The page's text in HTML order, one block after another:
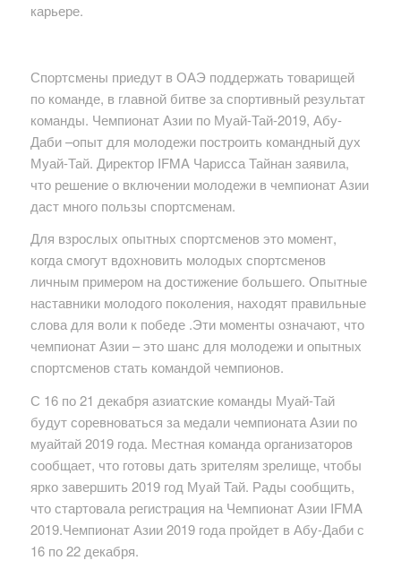
карьере.
Спортсмены приедут в ОАЭ поддержать товарищей
по команде, в главной битве за спортивный результат
команды. Чемпионат Азии по Муай-Тай-2019, Абу-
Даби –опыт для молодежи построить командный дух
Муай-Тай. Директор IFMA Чарисса Тайнан заявила,
что решение о включении молодежи в чемпионат Азии
даст много пользы спортсменам.
Для взрослых опытных спортсменов это момент,
когда смогут вдохновить молодых спортсменов
личным примером на достижение большего. Опытные
наставники молодого поколения, находят правильные
слова для воли к победе .Эти моменты означают, что
чемпионат Азии – это шанс для молодежи и опытных
спортсменов стать командой чемпионов.
С 16 по 21 декабря азиатские команды Муай-Тай
будут соревноваться за медали чемпионата Азии по
муайтай 2019 года. Местная команда организаторов
сообщает, что готовы дать зрителям зрелище, чтобы
ярко завершить 2019 год Муай Тай. Рады сообщить,
что стартовала регистрация на Чемпионат Азии IFMA
2019.Чемпионат Азии 2019 года пройдет в Абу-Даби с
16 по 22 декабря.